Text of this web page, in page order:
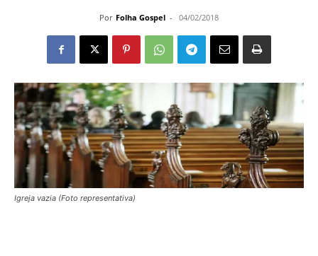
Por Folha Gospel - 04/02/2018
Igreja vazia (Foto representativa)